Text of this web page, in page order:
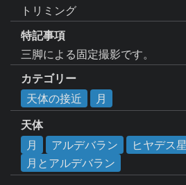
トリミング
特記事項
三脚による固定撮影です。
カテゴリー
天体の接近
月
天体
月
アルデバラン
ヒヤデス
月とアルデバラン